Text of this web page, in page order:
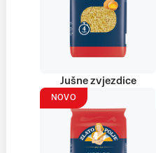
Jušne zvjezdice
NOVO